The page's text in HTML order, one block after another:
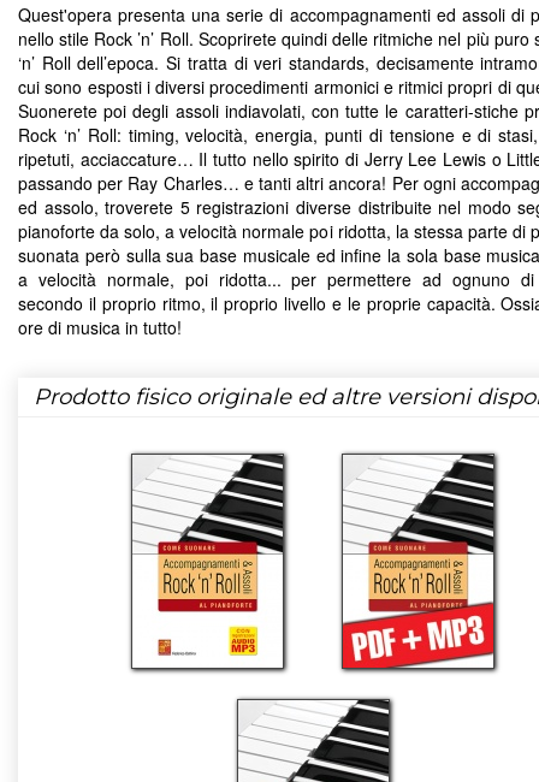
Quest'opera presenta una serie di accompagnamenti ed assoli di
nello stile Rock ’n’ Roll. Scoprirete quindi delle ritmiche nel più puro
‘n’ Roll dell’epoca. Si tratta di veri standards, decisamente
cui sono esposti i diversi procedimenti armonici e ritmici propri di
Suonerete poi degli assoli indiavolati, con tutte le caratteri-stiche
Rock ‘n’ Roll: timing, velocità, energia, punti di tensione e di
ripetuti, acciaccature… Il tutto nello spirito di Jerry Lee Lewis o
passando per Ray Charles… e tanti altri ancora! Per ogni
ed assolo, troverete 5 registrazioni diverse distribuite nel modo
pianoforte da solo, a velocità normale poi ridotta, la stessa parte di
suonata però sulla sua base musicale ed infine la sola base
a velocità normale, poi ridotta... per permettere ad ognuno di
secondo il proprio ritmo, il proprio livello e le proprie capacità.
ore di musica in tutto!
Prodotto fisico originale ed altre versioni